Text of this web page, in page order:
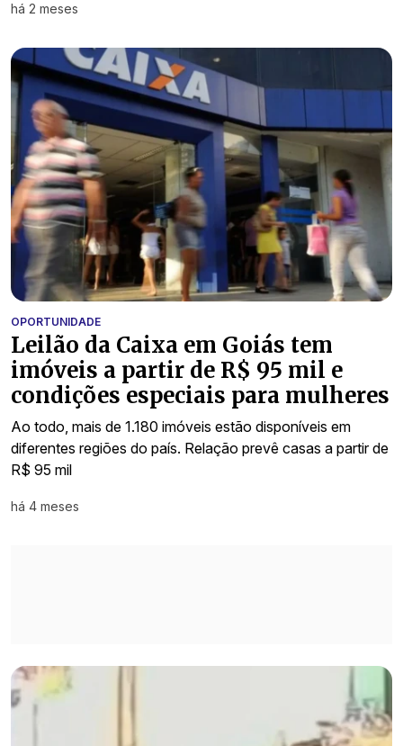
há 2 meses
OPORTUNIDADE
Leilão da Caixa em Goiás tem
imóveis a partir de R$ 95 mil e
condições especiais para mulheres
Ao todo, mais de 1.180 imóveis estão disponíveis em
diferentes regiões do país. Relação prevê casas a partir de
R$ 95 mil
há 4 meses